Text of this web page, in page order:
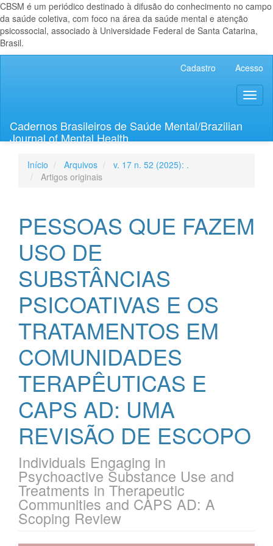
CBSM é um periódico destinado à difusão do conhecimento no campo
da saúde coletiva, com foco na área da saúde mental e atenção
psicossocial, associado à Universidade Federal de Santa Catarina,
Brasil.
Lateral
Cadastro Acesso
Cadernos Brasileiros de Saúde Mental/Brazilian
Journal of Mental Health
Início Arquivos
v. 17 n. 52 (2025): .
Artigos originais
PESSOAS QUE FAZEM
USO DE
SUBSTÂNCIAS
PSICOATIVAS E OS
TRATAMENTOS EM
COMUNIDADES
TERAPÊUTICAS E
CAPS AD: UMA
REVISÃO DE ESCOPO
Individuals Engaging in
Psychoactive Substance Use and
Treatments in Therapeutic
Communities and CAPS AD: A
Scoping Review